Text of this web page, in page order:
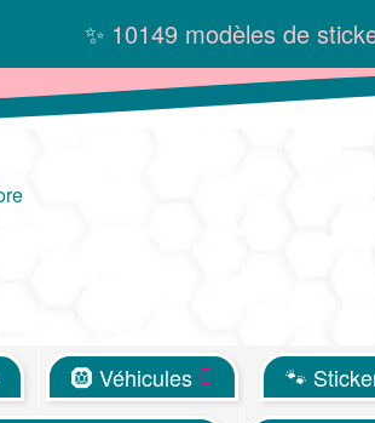
✨ 10149 modèles de
🛞 Véhicules
🐾